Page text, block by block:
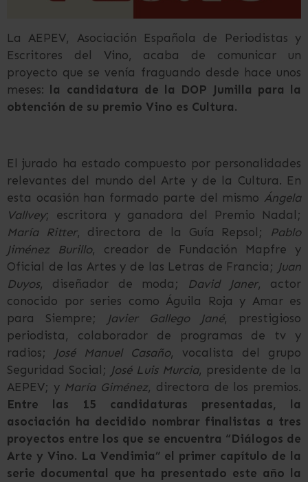
La AEPEV, Asociación Española de Periodistas y
Escritores del Vino, acaba de comunicar un
proyecto que se venía fraguando desde hace unos
meses:
la candidatura de la DOP Jumilla para la
obtención de su premio Vino es Cultura.
El jurado ha estado compuesto por personalidades
relevantes del mundo del Arte y de la Cultura. En
esta ocasión han formado parte del mismo Ángela
Vallvey; escritora y ganadora del Premio Nadal;
María Ritter, directora de la Guía Repsol; Pablo
Jiménez Burillo, creador de Fundación Mapfre y
Oficial de las Artes y de las Letras de Francia; Juan
Duyos, diseñador de moda; David Janer, actor
conocido por series como Águila Roja y Amar es
para Siempre; Javier Gallego Jané, prestigioso
periodista, colaborador de programas de tv y
radios; José Manuel Casaño, vocalista del grupo
Seguridad Social; José Luis Murcia, presidente de la
AEPEV; y María Giménez, directora de los premios.
Entre las 15 candidaturas presentadas, la
asociación ha decidido nombrar finalistas a tres
proyectos entre los que se encuentra “Diálogos de
Arte y Vino. La Vendimia” el primer capítulo de la
serie documental que ha presentado este año la